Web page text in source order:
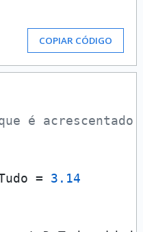
COPIAR CÓDIGO
é acrescentado
= 3.14